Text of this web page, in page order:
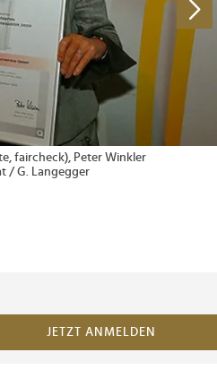
faircheck), Peter Winkler
/ G. Langegger
JETZT ANMELDEN